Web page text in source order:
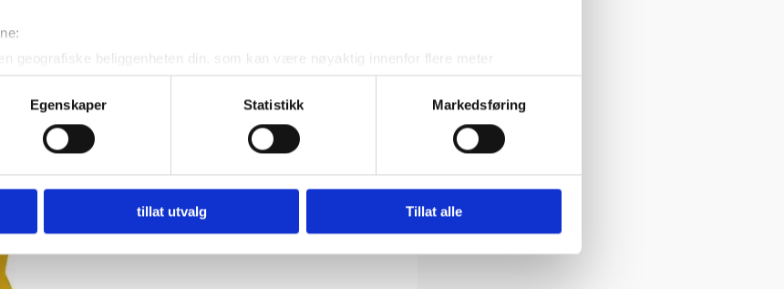
geografiske beliggenheten din, som kan være nøyaktig innenfor flere meter
å aktivt skanne den for bestemte karakteristikker (fingeravtrykk)
dine personlige data behandles og hvordan du kan velge hvordan de skal brukes.
tilbake ditt samtykke fra erklæringen om informasjonskapsler.
innhold og annonser et personlig preg, for å levere sosiale mediefunksjoner og for å
informasjon om hvordan du bruker nettstedet vårt, med partnerne våre innen
som kan kombinere den med annen informasjon du har gjort tilgjengelig for
din bruk av tjenestene deres.
Egenskaper Statistikk Markedsføring
tillat utvalg Tillat alle